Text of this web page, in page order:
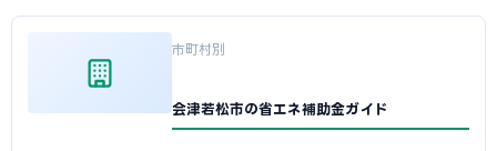
市町村別
会津若松市の省エネ補助金ガイド